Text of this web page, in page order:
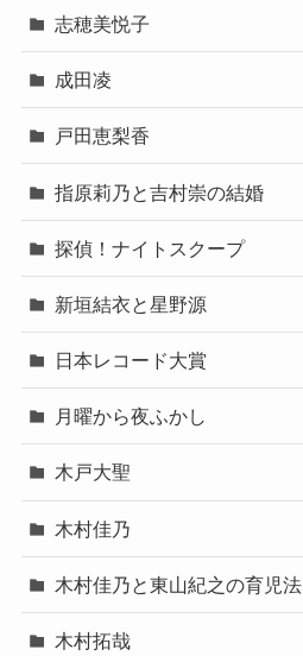
志穂美悦子
成田凌
戸田恵梨香
指原莉乃と吉村崇の結婚
探偵！ナイトスクープ
新垣結衣と星野源
日本レコード大賞
月曜から夜ふかし
木戸大聖
木村佳乃
木村佳乃と東山紀之の育児法
木村拓哉